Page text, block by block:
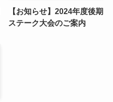
【お知らせ】2024年度後期
ステーク大会のご案内